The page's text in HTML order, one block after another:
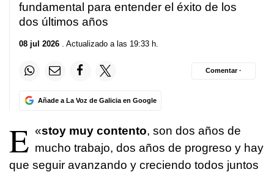
fundamental para entender el éxito de los
dos últimos años
08 jul 2026 . Actualizado a las 19:33 h.
Añade a La Voz de Galicia en Google
Comentar ·
«
E stoy muy contento, son dos años de
mucho trabajo, dos años de progreso y hay
que seguir avanzando y creciendo todos juntos